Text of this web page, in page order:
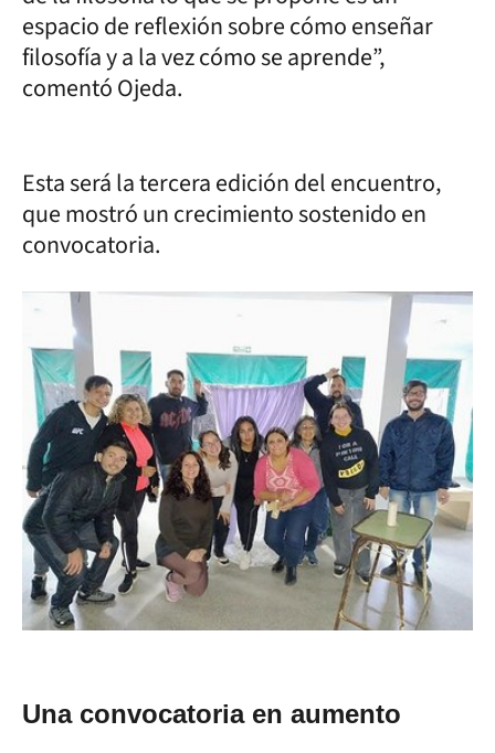
espacio de reflexión sobre cómo enseñar
filosofía y a la vez cómo se aprende”,
comentó Ojeda.
Esta será la tercera edición del encuentro,
que mostró un crecimiento sostenido en
convocatoria.
Una convocatoria en aumento